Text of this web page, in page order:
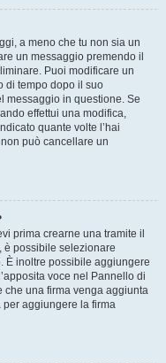
a meno che tu non sia un
un messaggio premendo il
Puoi modificare un
di tempo dopo il suo
messaggio in questione. Se
effettui una modifica,
quante volte l’hai
può cancellare un
prima crearne una tramite il
è possibile selezionare
È inoltre possibile aggiungere
voce nel Pannello di
che una firma venga aggiunta
aggiungere la firma